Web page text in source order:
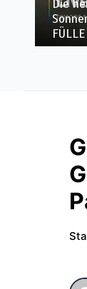
Ted